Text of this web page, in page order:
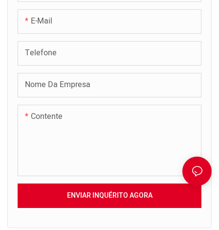
E-Mail
Telefone
Nome Da Empresa
Contente
ENVIAR INQUÉRITO AGORA